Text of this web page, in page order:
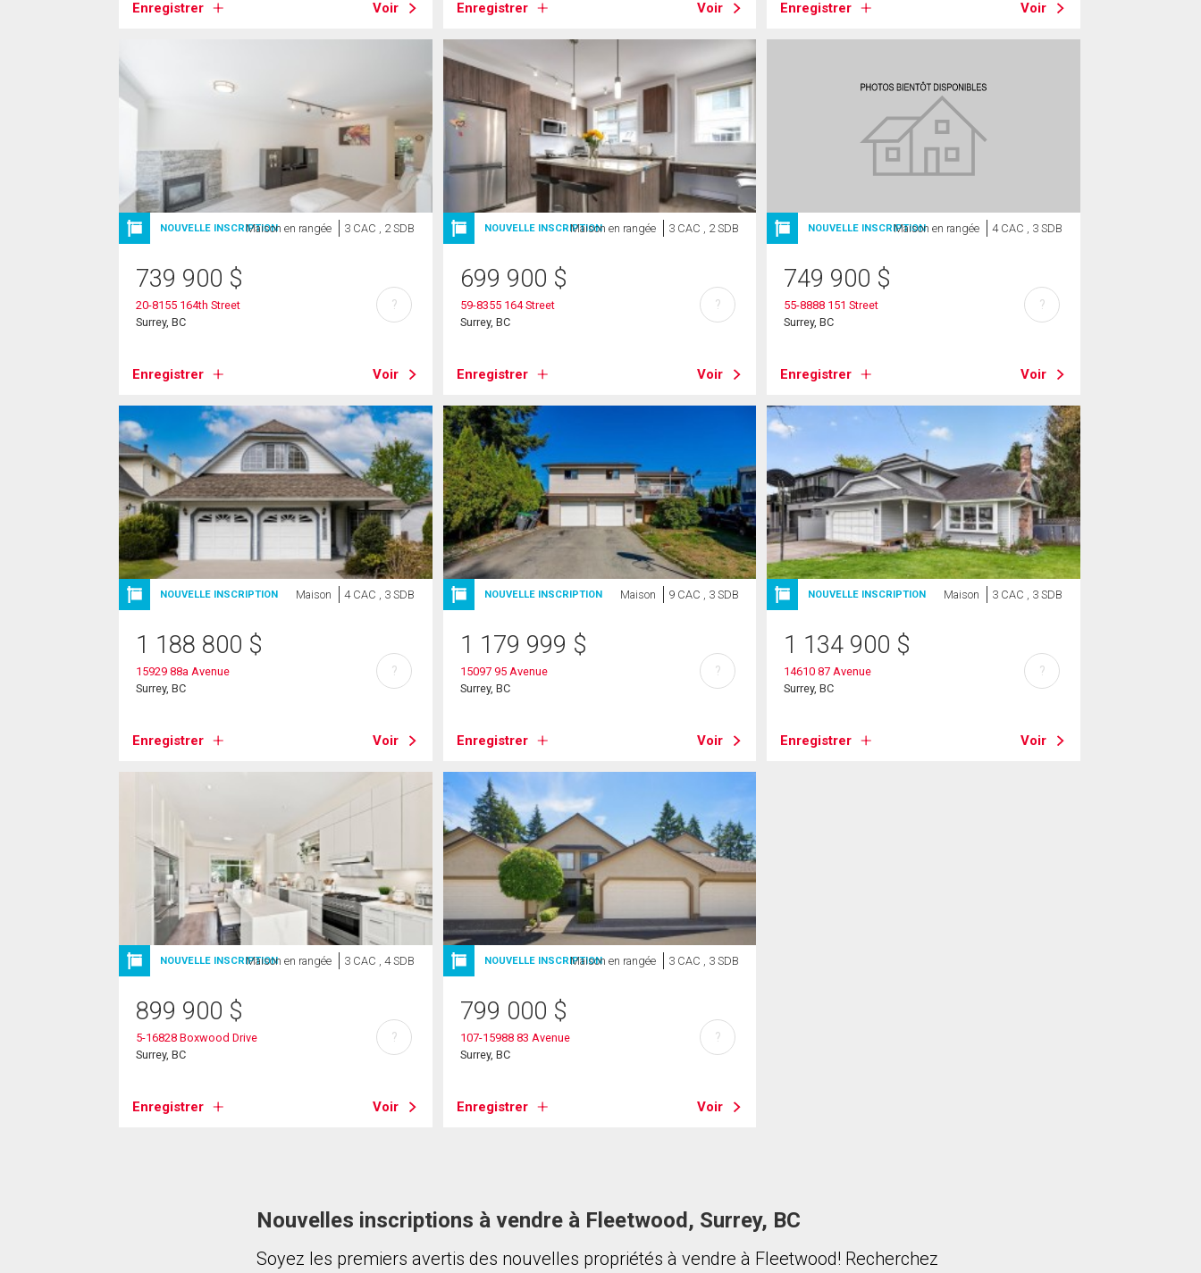
Enregistrer Voir Enregistrer Voir Enregistrer Voir
NOUVELLE INSCRIPTIONMaison en rangée 3 CAC , 2 SDB
739 900 $
20-8155 164th Street
Surrey, BC
Enregistrer Voir
?
NOUVELLE INSCRIPTIONMaison en rangée 3 CAC , 2 SDB
699 900 $
59-8355 164 Street
Surrey, BC
Enregistrer Voir
?
NOUVELLE INSCRIPTIONMaison en rangée 4 CAC , 3 SDB
749 900 $
55-8888 151 Street
Surrey, BC
Enregistrer Voir
?
NOUVELLE INSCRIPTION Maison 4 CAC , 3 SDB
1 188 800 $
15929 88a Avenue
Surrey, BC
Enregistrer Voir
?
NOUVELLE INSCRIPTION Maison 9 CAC , 3 SDB
1 179 999 $
15097 95 Avenue
Surrey, BC
Enregistrer Voir
?
NOUVELLE INSCRIPTION Maison 3 CAC , 3 SDB
1 134 900 $
14610 87 Avenue
Surrey, BC
Enregistrer Voir
?
NOUVELLE INSCRIPTIONMaison en rangée 3 CAC , 4 SDB
899 900 $
5-16828 Boxwood Drive
Surrey, BC
Enregistrer Voir
?
NOUVELLE INSCRIPTIONMaison en rangée 3 CAC , 3 SDB
799 000 $
107-15988 83 Avenue
Surrey, BC
Enregistrer Voir
?
Nouvelles inscriptions à vendre à Fleetwood, Surrey, BC
Soyez les premiers avertis des nouvelles propriétés à vendre à Fleetwood! Recherchez